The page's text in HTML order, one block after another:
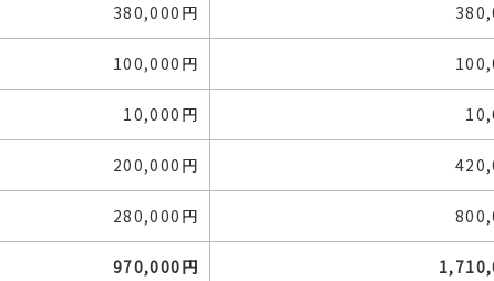
380,000円
100,000円
10,000円
200,000円
280,000円
970,000円